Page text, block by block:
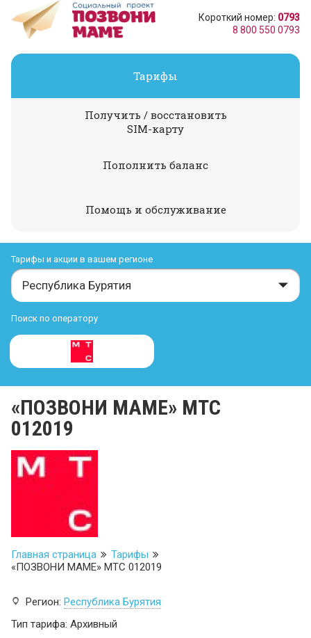
Короткий номер: 0793
8 800 550 0793
Тарифы
Получить / восстановить
SIM-карту
Пополнить баланс
Помощь и обслуживание
Тарифы и акции в вашем регионе
Республика Бурятия
Поиск по оператору
«ПОЗВОНИ МАМЕ» МТС
012019
Главная страница
Тарифы
«ПОЗВОНИ МАМЕ» МТС 012019
Регион: Республика Бурятия
Тип тарифа: Архивный